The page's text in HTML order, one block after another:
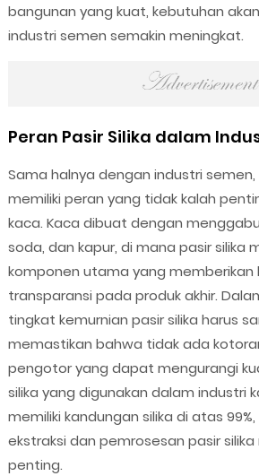
bangunan yang kuat, kebutuhan
industri semen semakin meningkat.
Peran Pasir Silika dalam
Sama halnya dengan industri semen,
memiliki peran yang tidak kalah
kaca. Kaca dibuat dengan
soda, dan kapur, di mana pasir silika
komponen utama yang memberikan
transparansi pada produk akhir.
tingkat kemurnian pasir silika harus
memastikan bahwa tidak ada
pengotor yang dapat mengurangi
silika yang digunakan dalam industri
memiliki kandungan silika di atas
ekstraksi dan pemrosesan pasir
penting.